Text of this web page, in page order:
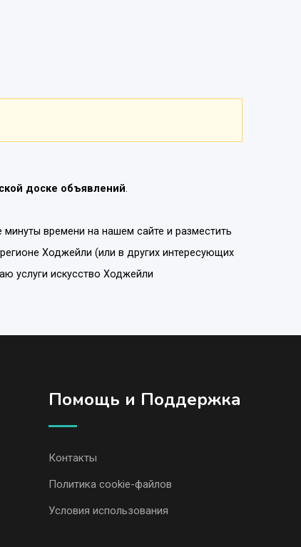
доске объявлений.
времени на нашем сайте и разместить
Ходжейли (или в других интересующих
услуги искусство Ходжейли
Помощь и Поддержка
Контакты
Политика cookie-файлов
Условия использования